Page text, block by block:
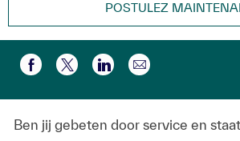
POSTULEZ
Partager via Facebook
Partager via twitter
Partager via
Partager par
Ben jij gebeten door service en